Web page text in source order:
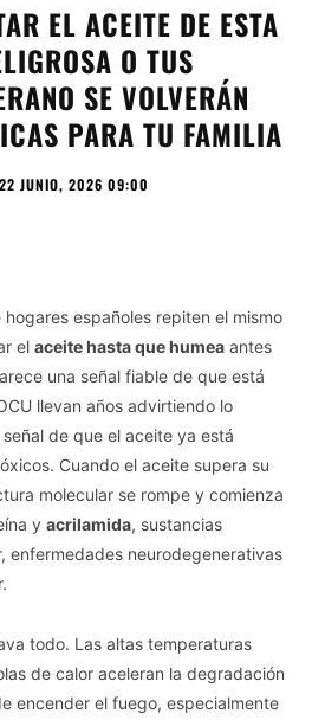
EL ACEITE DE ESTA
O TUS
SE VOLVERÁN
PARA TU FAMILIA
22 JUNIO, 2026 09:00
españoles repiten el mismo
el aceite hasta que humea antes
una señal fiable de que está
llevan años advirtiendo lo
de que el aceite ya está
Cuando el aceite supera su
molecular se rompe y comienza
y acrilamida, sustancias
enfermedades neurodegenerativas
todo. Las altas temperaturas
de calor aceleran la degradación
encender el fuego, especialmente